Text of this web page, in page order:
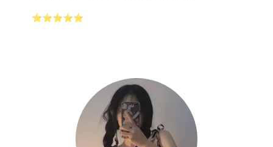
⭐⭐⭐⭐⭐